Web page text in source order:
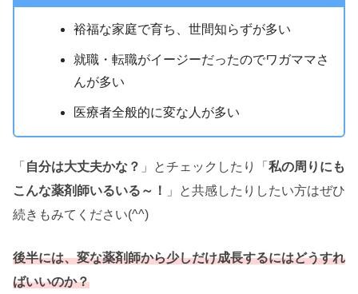
裕福な家庭で育ち、世間知らずが多い
就職・転職がイージーだったのでワガママさ
んが多い
医療者全般的に変な人が多い
「 自分は大丈夫かな？ 」とチェックしたり「 私の周りにも
こんな薬剤師いるいる～！
」と共感したりしたい方はぜひ
続きもみてください(^^)
後半には、変な薬剤師から少しだけ成長するにはどうすれ
ばいいのか？